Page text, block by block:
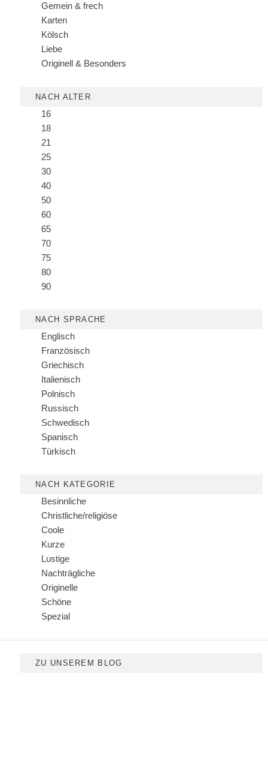
Gemein & frech
Karten
Kölsch
Liebe
Originell & Besonders
NACH ALTER
16
18
21
25
30
40
50
60
65
70
75
80
90
NACH SPRACHE
Englisch
Französisch
Griechisch
Italienisch
Polnisch
Russisch
Schwedisch
Spanisch
Türkisch
NACH KATEGORIE
Besinnliche
Christliche/religiöse
Coole
Kurze
Lustige
Nachträgliche
Originelle
Schöne
Spezial
ZU UNSEREM BLOG